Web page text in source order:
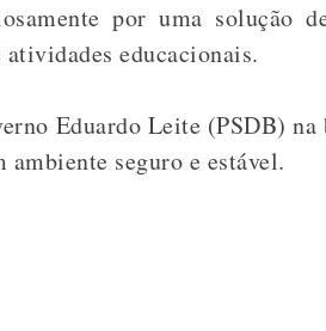
por uma solução
atividades educacionais.
Eduardo Leite (PSDB) na
seguro e estável.